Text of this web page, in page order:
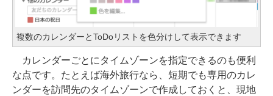
複数のカレンダーとToDoリストを色分けして表示できます
カレンダーごとにタイムゾーンを指定できるのも便利
な点です。たとえば海外旅行なら、短期でも専用のカレ
ンダーを訪問先のタイムゾーンで作成しておくと、現地